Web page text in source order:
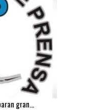
gran...